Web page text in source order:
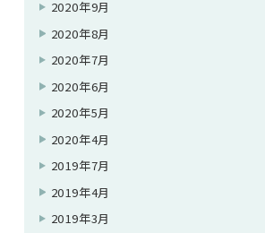
2020年9月
2020年8月
2020年7月
2020年6月
2020年5月
2020年4月
2019年7月
2019年4月
2019年3月